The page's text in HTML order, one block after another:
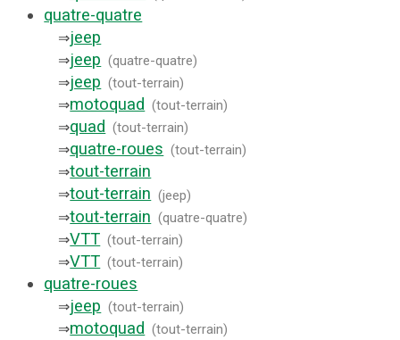
quatre-quatre
⇒jeep
⇒jeep (quatre-quatre)
⇒jeep (tout-terrain)
⇒motoquad (tout-terrain)
⇒quad (tout-terrain)
⇒quatre-roues (tout-terrain)
⇒tout-terrain
⇒tout-terrain (jeep)
⇒tout-terrain (quatre-quatre)
⇒VTT (tout-terrain)
⇒VTT (tout-terrain)
quatre-roues
⇒jeep (tout-terrain)
⇒motoquad (tout-terrain)